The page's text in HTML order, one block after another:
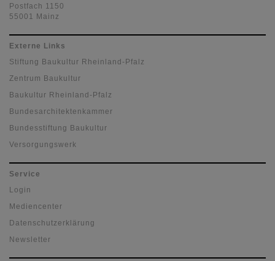
Postfach 1150
55001 Mainz
Externe Links
Stiftung Baukultur Rheinland-Pfalz
Zentrum Baukultur
Baukultur Rheinland-Pfalz
Bundesarchitektenkammer
Bundesstiftung Baukultur
Versorgungswerk
Service
Login
Mediencenter
Datenschutzerklärung
Newsletter